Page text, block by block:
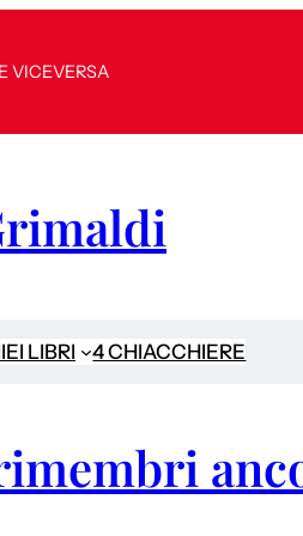
VICEVERSA
LIBRI 4 CHIACCHIERE